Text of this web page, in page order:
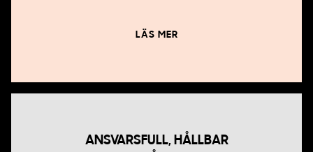
LÄS MER
ANSVARSFULL, HÅLLBAR